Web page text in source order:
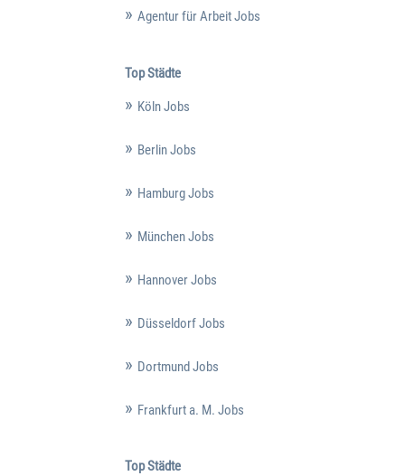
Agentur für Arbeit Jobs
Top Städte
Köln Jobs
Berlin Jobs
Hamburg Jobs
München Jobs
Hannover Jobs
Düsseldorf Jobs
Dortmund Jobs
Frankfurt a. M. Jobs
Top Städte